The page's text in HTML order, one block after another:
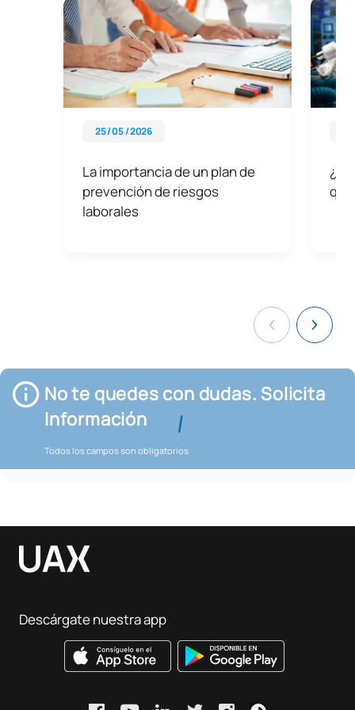
25 / 05 / 2026
La importancia de un plan de
prevención de riesgos
laborales
No te quedes con dudas. Solicita
Información
Todos los campos son obligatorios
Descárgate nuestra app